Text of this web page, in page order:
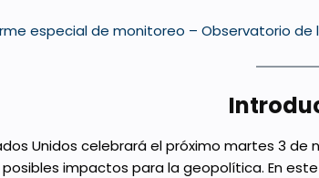
especial de monitoreo – Observatorio de
Unidos celebrará el próximo martes 3
impactos para la geopolítica. En